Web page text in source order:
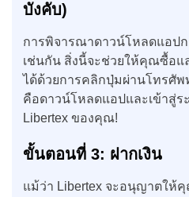
บังคับ)
การพิจารณาดาวน์โหลดแอป
เช่นกัน สิ่งนี้จะช่วยให้คุณซื้อแ
ได้ด้วยการคลิกปุ่มผ่านโทรศั
คือดาวน์โหลดแอปและเข้าสู่ร
Libertex ของคุณ!
ขั้นตอนที่ 3: ฝากเงิน
แม้ว่า Libertex จะอนุญาตให้